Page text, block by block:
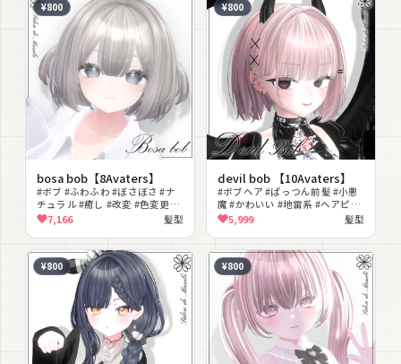
¥800
bosa bob【8Avaters】
#ボブ #ふわふわ #ぼさぼさ #ナ
チュラル #癒し #改変 #色変更可
能 #ヘア
7,166 髪型
¥800
devil bob 【10Avaters】
#ボブヘア #ぱっつん前髪 #小悪
魔 #かわいい #地雷系 #ヘアピン
#角シェイプキー #多アバター対
応 #VRChat
5,999 髪型
¥800 ¥800